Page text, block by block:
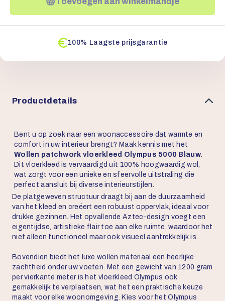
100% Laagste prijsgarantie
Productdetails
Bent u op zoek naar een woonaccessoire dat warmte en
comfort in uw interieur brengt? Maak kennis met het
Wollen patchwork vloerkleed Olympus 5000 Blauw.
Dit vloerkleed is vervaardigd uit 100% hoogwaardig wol,
wat zorgt voor een unieke en sfeervolle uitstraling die
perfect aansluit bij diverse interieurstijlen.
De platgeweven structuur draagt bij aan de duurzaamheid
van het kleed en creëert een robuust oppervlak, ideaal voor
drukke gezinnen. Het opvallende Aztec-design voegt een
eigentijdse, artistieke flair toe aan elke ruimte, waardoor het
niet alleen functioneel maar ook visueel aantrekkelijk is.
Bovendien biedt het luxe wollen materiaal een heerlijke
zachtheid onder uw voeten. Met een gewicht van 1200 gram
per vierkante meter is het vloerkleed Olympus ook
gemakkelijk te verplaatsen, wat het een praktische keuze
maakt voor elke woonomgeving. Kies voor het Olympus